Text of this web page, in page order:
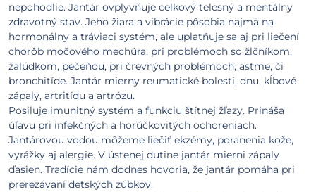
nepohodlie. Jantár ovplyvňuje celkový telesný a mentálny
zdravotný stav. Jeho žiara a vibrácie pôsobia najmä na
hormonálny a tráviaci systém, ale uplatňuje sa aj pri liečení
chorôb močového mechúra, pri problémoch so žlčníkom,
žalúdkom, pečeňou, pri črevných problémoch, astme, či
bronchitíde. Jantár mierny reumatické bolesti, dnu, kĺbové
zápaly, artritídu a artrózu.
Posiluje imunitný systém a funkciu štítnej žľazy. Prináša
úľavu pri infekčných a horúčkovitých ochoreniach.
Jantárovou vodou môžeme liečiť ekzémy, poranenia kože,
vyrážky aj alergie. V ústenej dutine jantár mierni zápaly
ďasien. Tradície nám dodnes hovoria, že jantár pomáha pri
prerezávaní detských zúbkov.